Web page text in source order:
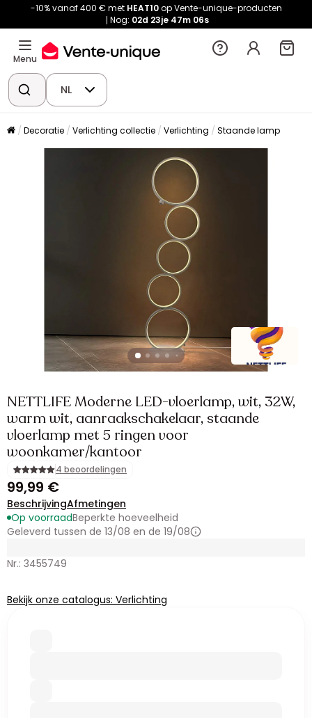
-10% vanaf 400 € met HEAT10op Vente-unique-producten
Nog: 02d 23je 47m 05s
Menu
NL
Decoratie Verlichting collectie Verlichting Staande lamp
NETTLIFE Moderne LED-vloerlamp, wit, 32W,
warm wit, aanraakschakelaar, staande
vloerlamp met 5 ringen voor
woonkamer/kantoor
4 beoordelingen
99,99 €
BeschrijvingAfmetingen
Op voorraadBeperkte hoeveelheid
Geleverd tussen de 13/08 en de 19/08
Nr.: 3455749
Bekijk onze catalogus: Verlichting